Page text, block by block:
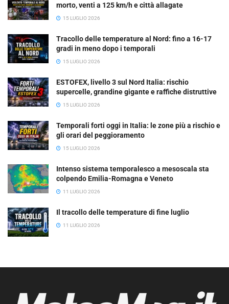
morto, venti a 125 km/h e città allagate
15 LUGLIO 2026
Tracollo delle temperature al Nord: fino a 16-17
gradi in meno dopo i temporali
15 LUGLIO 2026
ESTOFEX, livello 3 sul Nord Italia: rischio
supercelle, grandine gigante e raffiche distruttive
15 LUGLIO 2026
Temporali forti oggi in Italia: le zone più a rischio e
gli orari del peggioramento
15 LUGLIO 2026
Intenso sistema temporalesco a mesoscala sta
colpendo Emilia-Romagna e Veneto
11 LUGLIO 2026
Il tracollo delle temperature di fine luglio
11 LUGLIO 2026